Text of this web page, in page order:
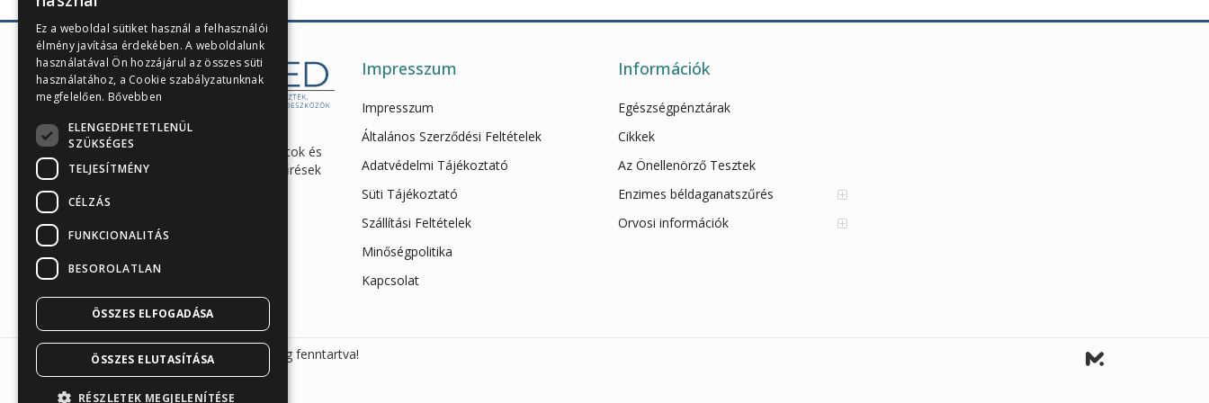
Enzimes béldaganatszűrés,
hasnyálmirigy funkciós vizsgálatok és
egészségügyi gyorstesztek, szűrések
Megyeri út 26.
+36 30 865 7792
Impresszum
Impresszum
Általános Szerződési Feltételek
Adatvédelmi Tájékoztató
Süti Tájékoztató
Szállítási Feltételek
Minőségpolitika
Kapcsolat
Információk
Egészségpénztárak
Cikkek
Az Önellenörző Tesztek
Enzimes béldaganatszűrés
Orvosi információk
Sunmed Kft. 2026 © Minden jog fenntartva!
Ez a weboldal sütiket használ a felhasználói
élmény javítása érdekében. A weboldalunk
használatával Ön hozzájárul az összes süti
használatához, a Cookie szabályzatunknak
megfelelően. Bővebben
ELENGEDHETETLENÜL
SZÜKSÉGES
TELJESÍTMÉNY
CÉLZÁS
FUNKCIONALITÁS
BESOROLATLAN
ÖSSZES ELFOGADÁSA
ÖSSZES ELUTASÍTÁSA
RÉSZLETEK MEGJELENÍTÉSE